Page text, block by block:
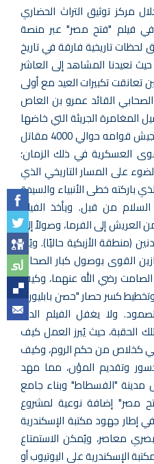
مركز توثيق التراث الحضاري
فيلم "فتح مصر" عبر منصة
لحظات تاريخية فارقة في تاريخ
تعيدنا المشاهد إلى العاشر
18 هجرية، حين تعانقت تكبيرات العيد مع أولى
القائد عمرو بن العاص
المغامرة الجريئة التي خاضها
القائد المسلم عمرو بن العاص بجيش قوامه حوالي 4000 مقاتل
العسكرية في ذلك الزمان؛
على المسار التاريخي الذي
باركته خطى الأنبياء والسيدة
من قبل. ويأخذ الفيلم
إلى الفرما، وصولاً إلى
(منطقة الأزبكية حاليًا). ويُبرز
القوى بوصول كبار الصحابة
الصامت رضي الله عنهما، وكيف
كسر حصار "حصن بابليون"
ولا يغفل الفيلم الدور
الحقبة، حيث يُبرز العمل كيف
كخلاص من حكم الروم، وكيف
وتقديم المؤن، مما مهد
مدينة "الفسطاط" وبناء جامع
مصر" إضافة نوعية لمشروع
إطار جهود مكتبة الإسكندرية
معاصر، ويُمكن الاستمتاع
الإسكندرية على اليوتيوب أو